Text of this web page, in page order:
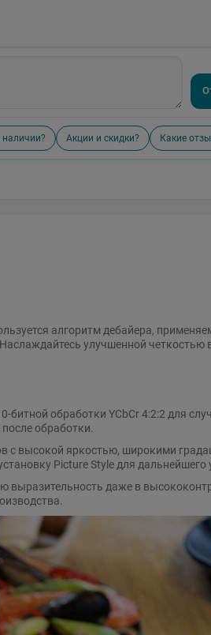
наличии? Акции и скидки? Какие
алгоритм дебайера,
улучшенной
битной обработки YCbCr 4:2:2 для
обработки.
с высокой яркостью, широкими
Picture Style для
выразительность даже в